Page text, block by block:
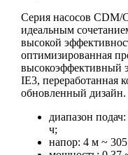
Серия насосов CDM/
идеальным
высокой
оптимизированная
высокоэффективный
IE3, переработанная
обновленный дизайн.
диапазон
ч;
напор: 4 м ~